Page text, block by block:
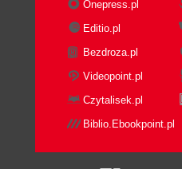
Onepress.pl
Editio.pl
Bezdroza.pl
Videopoint.pl
Czytalisek.pl
Biblio.Ebookpoint.pl